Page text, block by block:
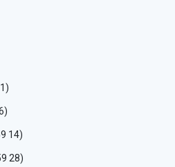
14)
28)